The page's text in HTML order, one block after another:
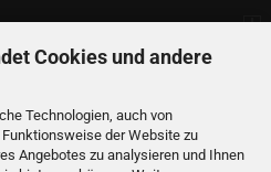
Cookies und andere
Technologien, auch von
der Website zu
Angebotes zu analysieren und Ihnen